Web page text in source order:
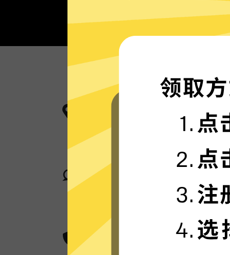
更多服务器地区选择
Anycast加速器现已拥有超多加速服
中。
卓越的连接稳定性
Anycast加速器采用行业领先的自研
论您身在何处，都可轻松加速。
超群的数据加密